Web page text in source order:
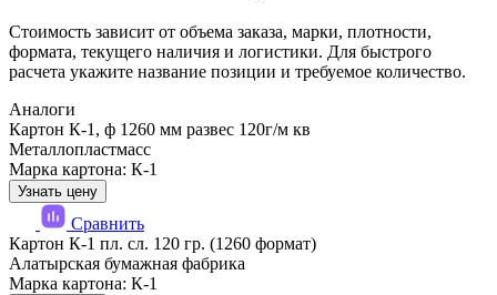
Стоимость зависит от объема заказа, марки, плотности,
формата, текущего наличия и логистики. Для быстрого
расчета укажите название позиции и требуемое количество.
Аналоги
Картон К-1, ф 1260 мм развес 120г/м кв
Металлопластмасс
Марка картона: К-1
Узнать цену
Сравнить
Картон К-1 пл. сл. 120 гр. (1260 формат)
Алатырская бумажная фабрика
Марка картона: К-1